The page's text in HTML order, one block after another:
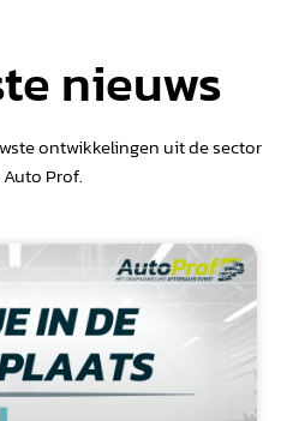
nieuws
ontwikkelingen uit de sector
Prof.